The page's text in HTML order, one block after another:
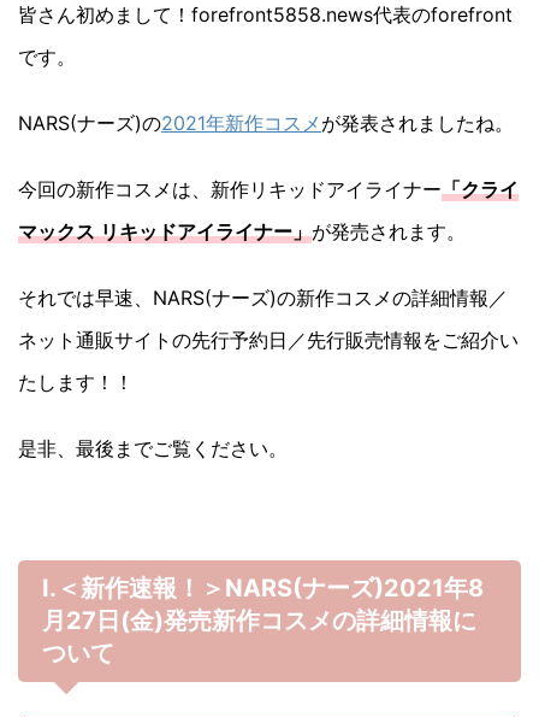
皆さん初めまして！forefront5858.news代表のforefront
です。
NARS(ナーズ)の2021年新作コスメ が発表されましたね。
今回の新作コスメは、新作リキッドアイライナー「クライ
マックス リキッドアイライナー」が発売されます。
それでは早速、NARS(ナーズ)の新作コスメの詳細情報／
ネット通販サイトの先行予約日／先行販売情報をご紹介い
たします！！
是非、最後までご覧ください。
Ⅰ.＜新作速報！＞NARS(ナーズ)2021年8
月27日(金)発売新作コスメの詳細情報に
ついて